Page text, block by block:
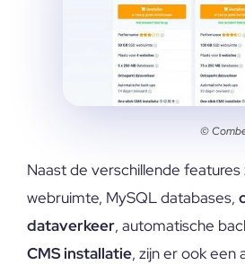
©
Naast de verschillende features
webruimte, MySQL databases,
dataverkeer, automatische
CMS installatie, zijn er ook een